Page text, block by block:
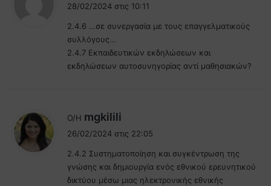
ι
28/02/2024 στις 10:11
2.4.6 …σε συνεργασία με τους επαγγελματικούς
συλλόγους…
2.4.7 Εκπαιδευτικών εκδηλώσεων και
εκδηλώσεων αυτοσυνηγορίας αντί μαθησιακών?
Ο/Η mgkilili
ι
:
26/02/2024 στις 22:05
2.4.2 Συστηματοποίηση και συγκέντρωση της
γνώσης και δημιουργία ενός εθνικού ερευνητικού
δικτύου μέσω μιας ηλεκτρονικής εθνικής